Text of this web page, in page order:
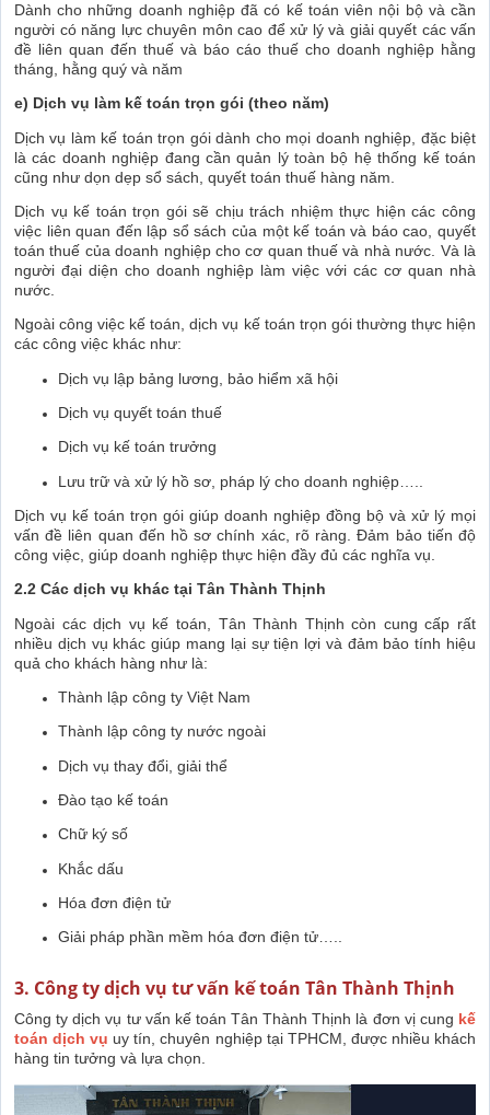
Dành cho những doanh nghiệp đã có kế toán viên nội bộ và cần
người có năng lực chuyên môn cao để xử lý và giải quyết các vấn
đề liên quan đến thuế và báo cáo thuế cho doanh nghiệp hằng
tháng, hằng quý và năm
e) Dịch vụ làm kế toán trọn gói (theo năm)
Dịch vụ làm kế toán trọn gói dành cho mọi doanh nghiệp, đặc biệt
là các doanh nghiệp đang cần quản lý toàn bộ hệ thống kế toán
cũng như dọn dẹp sổ sách, quyết toán thuế hàng năm.
Dịch vụ kế toán trọn gói sẽ chịu trách nhiệm thực hiện các công
việc liên quan đến lập sổ sách của một kế toán và báo cao, quyết
toán thuế của doanh nghiệp cho cơ quan thuế và nhà nước. Và là
người đại diện cho doanh nghiệp làm việc với các cơ quan nhà
nước.
Ngoài công việc kế toán, dịch vụ kế toán trọn gói thường thực hiện
các công việc khác như:
Dịch vụ lập bảng lương, bảo hiểm xã hội
Dịch vụ quyết toán thuế
Dịch vụ kế toán trưởng
Lưu trữ và xử lý hồ sơ, pháp lý cho doanh nghiệp
Dịch vụ kế toán trọn gói giúp doanh nghiệp đồng bộ và xử lý mọi
vấn đề liên quan đến hồ sơ chính xác, rõ ràng. Đảm bảo tiến độ
công việc, giúp doanh nghiệp thực hiện đầy đủ các nghĩa vụ.
2.2 Các dịch vụ khác tại Tân Thành Thịnh
Ngoài các dịch vụ kế toán, Tân Thành Thịnh còn cung cấp rất
nhiều dịch vụ khác giúp mang lại sự tiện lợi và đảm bảo tính hiệu
quả cho khách hàng như là:
Thành lập công ty Việt Nam
Thành lập công ty nước ngoài
Dịch vụ thay đổi, giải thể
Đào tạo kế toán
Chữ ký số
Khắc dấu
Hóa đơn điện tử
Giải pháp phần mềm hóa đơn điện tử…..
3. Công ty dịch vụ tư vấn kế toán Tân Thành Thịnh
Công ty dịch vụ tư vấn kế toán Tân Thành Thịnh là đơn vị cung kế
toán dịch vụ uy tín, chuyên nghiệp tại TPHCM, được nhiều khách
hàng tin tưởng và lựa chọn.